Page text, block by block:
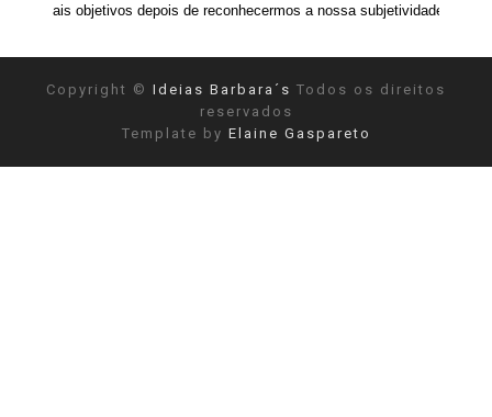
depois de reconhecermos a nossa subjetividade." ANAIS NIN
Copyright © Ideias Barbara´s Todos os direitos
reservados
Template by Elaine Gaspareto